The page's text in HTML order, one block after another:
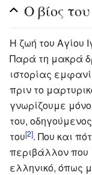
Ο βίος του
Η ζωή του Αγίου
Παρά τη μακρά
ιστορίας
πριν το
γνωρίζουμε
του,
του[2]. Που και
περιβάλλον
ελληνικό, όπως